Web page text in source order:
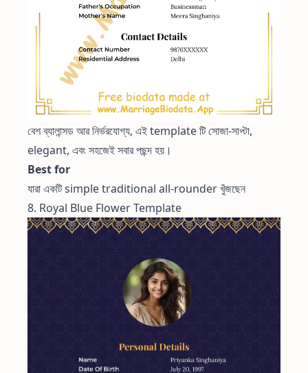
বেশ ব্যালান্সড আর নির্ভরযোগ্য, এই template টি সোজা-সাপ্টা,
elegant, এবং সহজেই সবার পছন্দ হয়।
Best for
যারা একটি simple traditional all-rounder খুঁজছেন
8. Royal Blue Flower Template